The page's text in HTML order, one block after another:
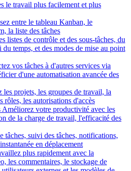
le travail plus facilement et plus
entre le tableau Kanban, le
la liste des tâches
listes de contrôle et des sous-tâches, du
du temps, et des modes de mise au point
vos tâches à d'autres services via
d'une automatisation avancée des
les projets, les groupes de travail, la
rôles, les autorisations d'accès
Améliorez votre productivité avec les
de la charge de travail, l'efficacité des
tâches, suivi des tâches, notifications,
en déplacement
plus rapidement avec la
les commentaires, le stockage de